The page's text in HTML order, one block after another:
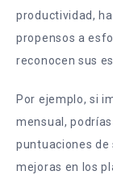
productividad,
propensos a
reconocen sus
Por ejemplo, si
mensual,
puntuaciones
mejoras en los